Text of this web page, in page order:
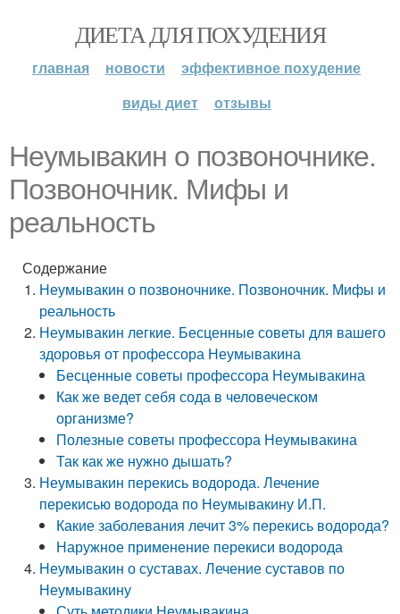
ДИЕТА ДЛЯ ПОХУДЕНИЯ
главная новости
эффективное похудение
виды диет
отзывы
Неумывакин о позвоночнике.
Позвоночник. Мифы и
реальность
Содержание
Неумывакин о позвоночнике. Позвоночник. Мифы и
реальность
Неумывакин легкие. Бесценные советы для вашего
здоровья от профессора Неумывакина
Бесценные советы профессора Неумывакина
Как же ведет себя сода в человеческом
организме?
Полезные советы профессора Неумывакина
Так как же нужно дышать?
Неумывакин перекись водорода. Лечение
перекисью водорода по Неумывакину И.П.
Какие заболевания лечит 3% перекись водорода?
Наружное применение перекиси водорода
Неумывакин о суставах. Лечение суставов по
Неумывакину